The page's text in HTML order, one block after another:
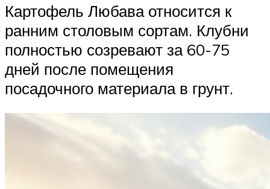
Картофель Любава относится к
ранним столовым сортам. Клубни
полностью созревают за 60-75
дней после помещения
посадочного материала в грунт.